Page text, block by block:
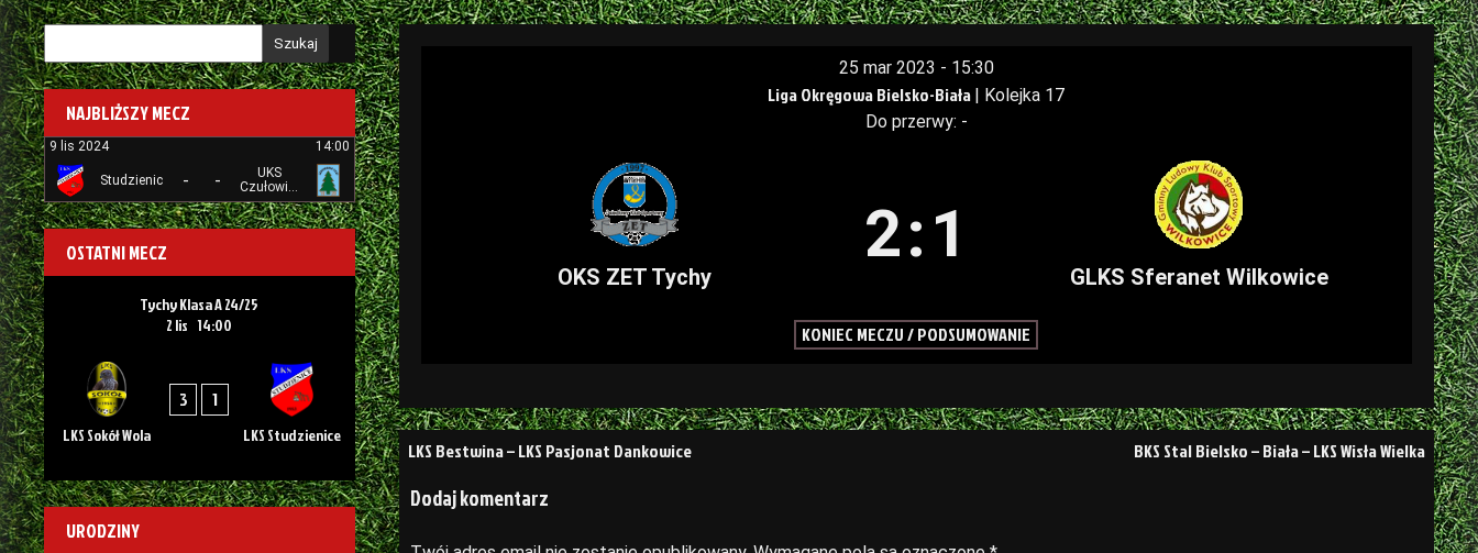
25 mar 2023 - 15:30
Liga Okręgowa Bielsko-Biała | Kolejka 17
Do przerwy: -
OKS ZET Tychy
2:1
GLKS Sferanet Wilkowice
KONIEC MECZU / PODSUMOWANIE
Nawigacja
wpisu
LKS Bestwina – LKS Pasjonat Dankowice BKS Stal Bielsko – Biała – LKS Wisła Wielka
Dodaj komentarz
Szukaj
NAJBLIŻSZY MECZ
9 lis 2024 14:00
Studzienice - -
UKS
Czułowianka
Tychy
OSTATNI MECZ
Tychy Klasa A 24/25
2 lis 14:00
LKS Sokół Wola
3 1
LKS Studzienice
URODZINY